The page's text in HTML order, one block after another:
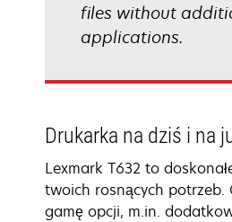
files without
applications.
Drukarka na dziś i na
Lexmark T632 to
twoich rosnących potrzeb.
gamę opcji, m.in.